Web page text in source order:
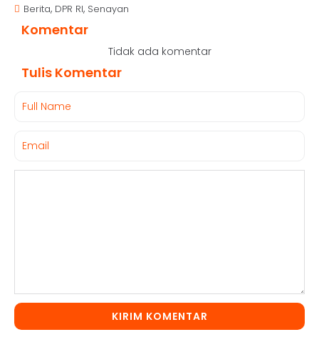
Berita, DPR RI, Senayan
Komentar
Tidak ada komentar
Tulis Komentar
KIRIM KOMENTAR